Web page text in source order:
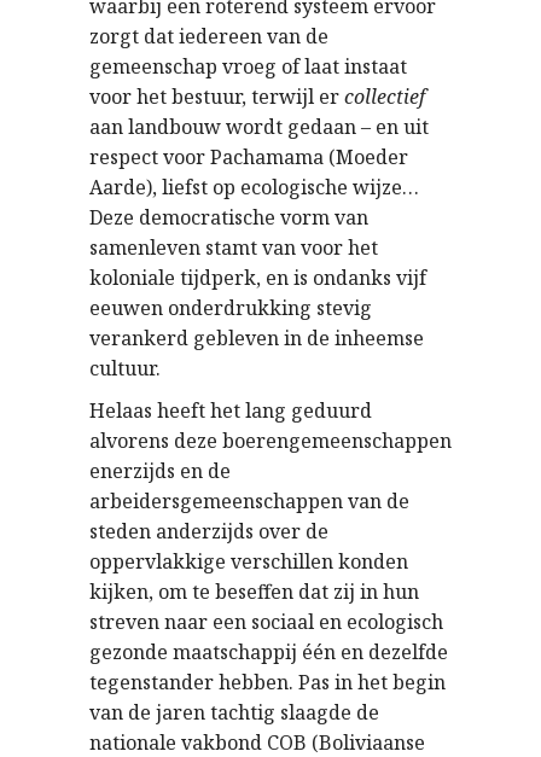
waarbij een roterend systeem ervoor
zorgt dat iedereen van de
gemeenschap vroeg of laat instaat
voor het bestuur, terwijl ercollectief
aan landbouw wordt gedaan – en uit
respect voor Pachamama (Moeder
Aarde), liefst op ecologische wijze…
Deze democratische vorm van
samenleven stamt van voor het
koloniale tijdperk, en is ondanks vijf
eeuwen onderdrukking stevig
verankerd gebleven in de inheemse
cultuur.
Helaas heeft het lang geduurd
alvorens deze boerengemeenschappen
enerzijds en de
arbeidersgemeenschappen van de
steden anderzijds over de
oppervlakkige verschillen konden
kijken, om te beseffen dat zij in hun
streven naar een sociaal en ecologisch
gezonde maatschappij één en dezelfde
tegenstander hebben. Pas in het begin
van de jaren tachtig slaagde de
nationale vakbond COB (Boliviaanse